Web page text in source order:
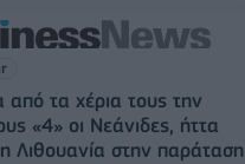
τα χέρια τους την
«4» οι Νεάνιδες, ήττα
Λιθουανία στην παράταση